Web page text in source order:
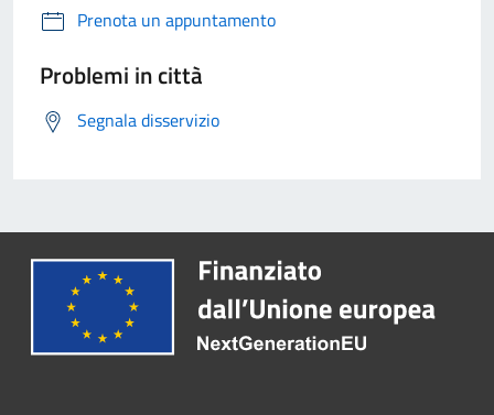
Prenota un appuntamento
Problemi in città
Segnala disservizio